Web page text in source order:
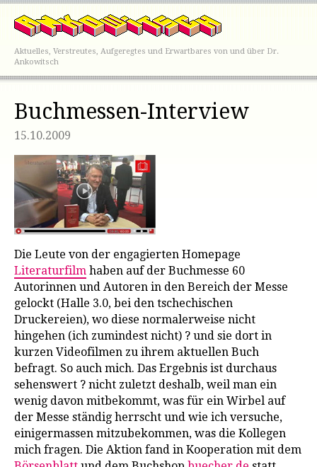
Aktuelles, Verstreutes, Aufgeregtes und Erwartbares von und über Dr.
Ankowitsch
Buchmessen-Interview
15.10.2009
Die Leute von der engagierten Homepage
Literaturfilm haben auf der Buchmesse 60
Autorinnen und Autoren in den Bereich der Messe
gelockt (Halle 3.0, bei den tschechischen
Druckereien), wo diese normalerweise nicht
hingehen (ich zumindest nicht) ? und sie dort in
kurzen Videofilmen zu ihrem aktuellen Buch
befragt. So auch mich. Das Ergebnis ist durchaus
sehenswert ? nicht zuletzt deshalb, weil man ein
wenig davon mitbekommt, was für ein Wirbel auf
der Messe ständig herrscht und wie ich versuche,
einigermassen mitzubekommen, was die Kollegen
mich fragen. Die Aktion fand in Kooperation mit dem